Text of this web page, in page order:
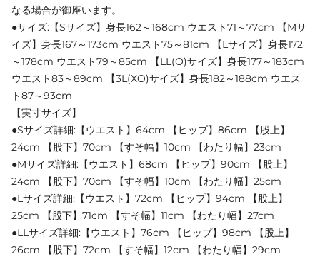
なる場合が御座います。
●サイズ:【Sサイズ】身長162～168cm ウエスト71～77cm 【Mサ
イズ】身長167～173cm ウエスト75～81cm 【Lサイズ】身長172
～178cm ウエスト79～85cm 【LL(O)サイズ】身長177～183cm
ウエスト83～89cm 【3L(XO)サイズ】身長182～188cm ウエス
ト87～93cm
【実寸サイズ】
●Sサイズ詳細:【ウエスト】64cm 【ヒップ】86cm 【股上】
24cm 【股下】70cm 【すそ幅】10cm 【わたり幅】23cm
●Mサイズ詳細:【ウエスト】68cm 【ヒップ】90cm 【股上】
24cm 【股下】70cm 【すそ幅】10cm 【わたり幅】25cm
●Lサイズ詳細:【ウエスト】72cm 【ヒップ】94cm 【股上】
25cm 【股下】71cm 【すそ幅】11cm 【わたり幅】27cm
●LLサイズ詳細:【ウエスト】76cm 【ヒップ】98cm 【股上】
26cm 【股下】72cm 【すそ幅】12cm 【わたり幅】29cm